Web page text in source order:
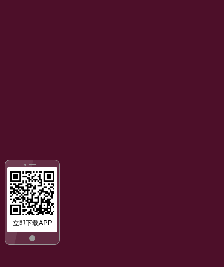
立即下载APP